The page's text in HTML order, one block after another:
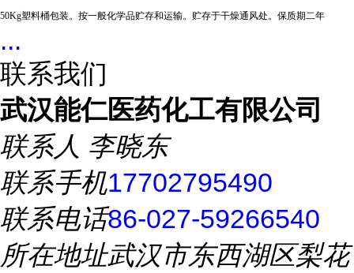
50Kg塑料桶包装。按一般化学品贮存和运输。贮存于干燥通风处。保质期二年
...
联系我们
武汉能仁医药化工有限公司
联系人 李晓东
联系手机17702795490
联系电话86-027-59266540
所在地址武汉市东西湖区梨花